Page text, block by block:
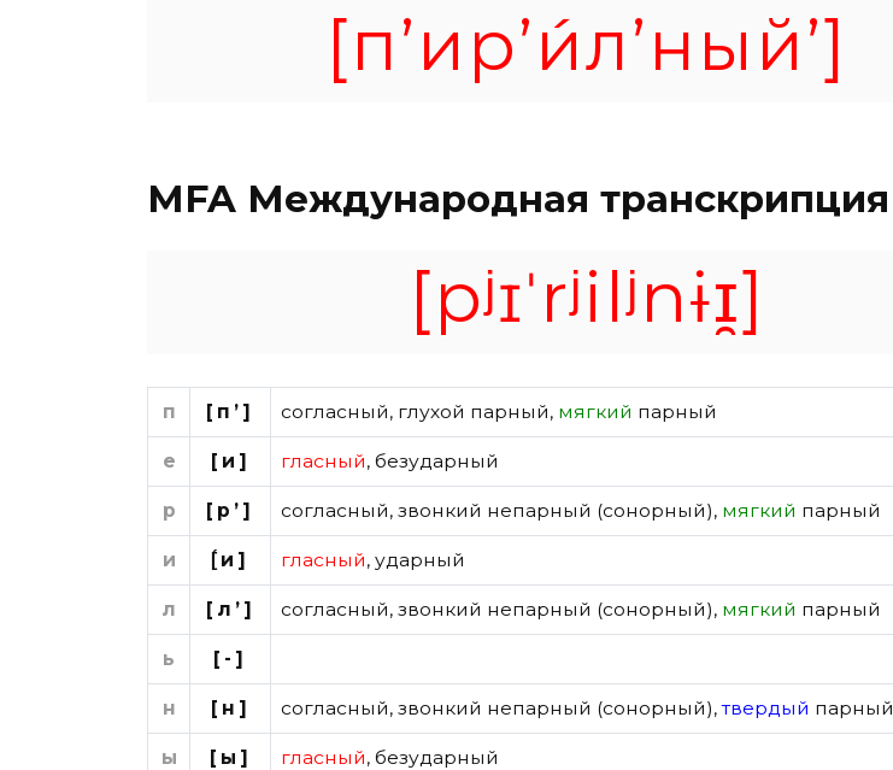
[п’ир’и́л’ный’]
MFA Международная транскрипция
[pʲɪˈrʲilʲnɨɪ̯]
п [п’] согласный, глухой парный, мягкий парный
е [и] гласный, безударный
р [р’] согласный, звонкий непарный (сонорный), мягкий парный
и [́и] гласный, ударный
л [л’] согласный, звонкий непарный (сонорный), мягкий парный
ь [-]
н [н] согласный, звонкий непарный (сонорный),твердый парный
ы [ы] гласный, безударный